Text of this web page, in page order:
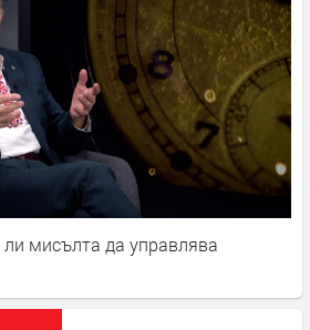
мисълта да управлява